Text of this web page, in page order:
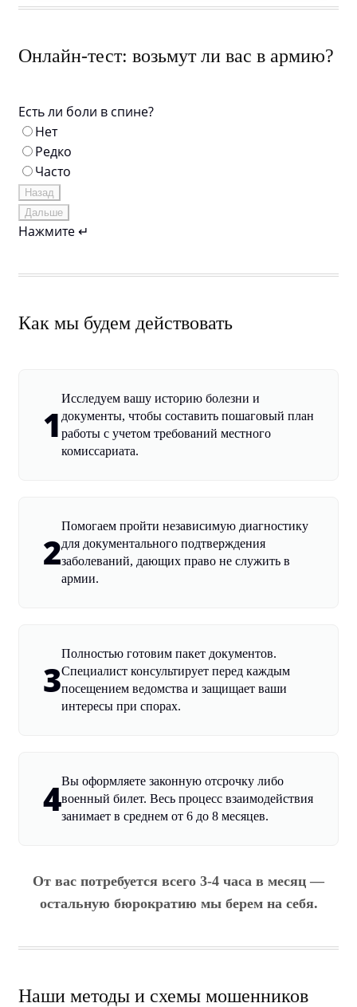
Онлайн-тест: возьмут ли вас в армию?
Есть ли боли в спине?
Нет
Редко
Часто
Назад
Дальше
Нажмите ↵
Как мы будем действовать
1
Исследуем вашу историю болезни и
документы, чтобы составить пошаговый план
работы с учетом требований местного
комиссариата.
2
Помогаем пройти независимую диагностику
для документального подтверждения
заболеваний, дающих право не служить в
армии.
3
Полностью готовим пакет документов.
Специалист консультирует перед каждым
посещением ведомства и защищает ваши
интересы при спорах.
4Вы оформляете законную отсрочку либо
военный билет. Весь процесс взаимодействия
занимает в среднем от 6 до 8 месяцев.
От вас потребуется всего 3-4 часа в месяц —
остальную бюрократию мы берем на себя.
Наши методы и схемы мошенников